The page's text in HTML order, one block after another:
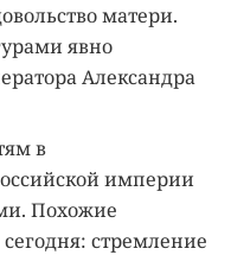
матери.
явно
Александра
в
империи
Похожие
стремление